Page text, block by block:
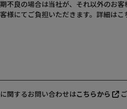
不良の場合は当社が、それ以外のお客
様にてご負担いただきます。詳細はこ
関するお問い合わせはこちらから